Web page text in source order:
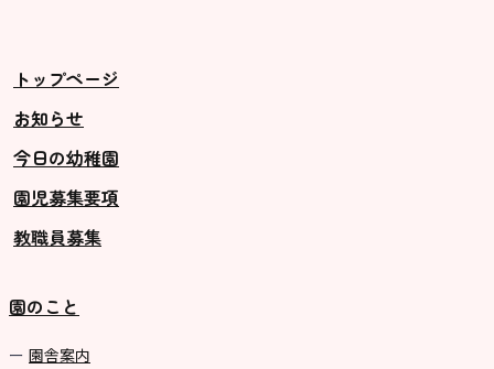
トップページ
お知らせ
今日の幼稚園
園児募集要項
教職員募集
園のこと
園舎案内
ス ]
2歳児ひとり登園［ゆず組 ]
グループ施設・
関係先リンク
学校法⼈諏訪森学園 諏訪森幼稚
園
⼤阪府私⽴幼稚園連盟